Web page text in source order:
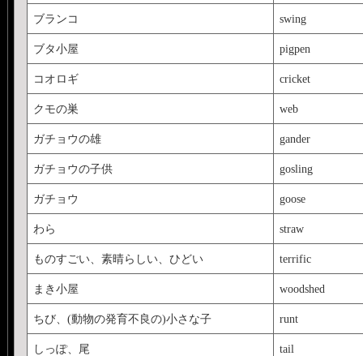
ブランコ swing
ブタ小屋 pigpen
コオロギ cricket
クモの巣 web
ガチョウの雄 gander
ガチョウの子供 gosling
ガチョウ goose
わら straw
ものすごい、素晴らしい、ひどい terrific
まき小屋 woodshed
ちび、(動物の発育不良の)小さな子 runt
しっぽ、尾 tail